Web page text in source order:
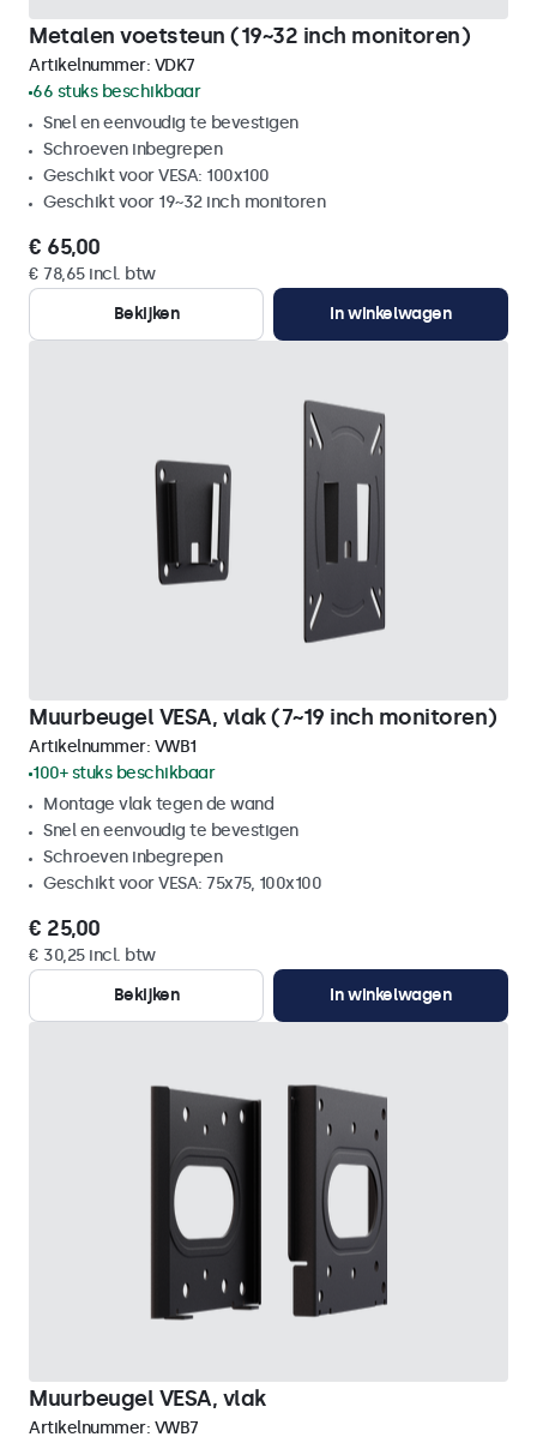
Metalen voetsteun (19~32 inch monitoren)
Artikelnummer: VDK7
66 stuks beschikbaar
Snel en eenvoudig te bevestigen
Schroeven inbegrepen
Geschikt voor VESA: 100x100
Geschikt voor 19~32 inch monitoren
€ 65,00
€ 78,65 incl. btw
Bekijken
In winkelwagen
Muurbeugel VESA, vlak (7~19 inch monitoren)
Artikelnummer: VWB1
100+ stuks beschikbaar
Montage vlak tegen de wand
Snel en eenvoudig te bevestigen
Schroeven inbegrepen
Geschikt voor VESA: 75x75, 100x100
€ 25,00
€ 30,25 incl. btw
Bekijken
In winkelwagen
Muurbeugel VESA, vlak
Artikelnummer: VWB7